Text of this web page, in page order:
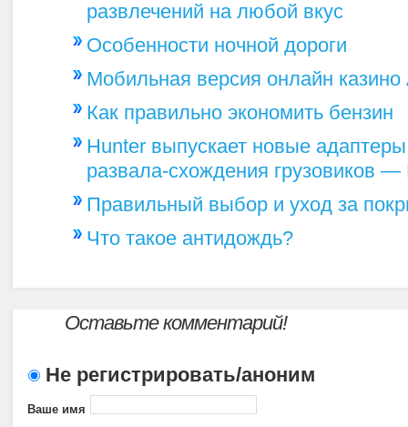
развлечений на любой вкус
Особенности ночной дороги
Мобильная версия онлайн казино
Как правильно экономить бензин
Hunter выпускает новые
развала-схождения грузовиков
Правильный выбор и уход за
Что такое антидождь?
Оставьте комментарий!
Не регистрировать/аноним
Ваше имя